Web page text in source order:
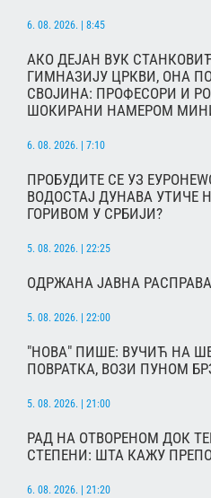
6. 08. 2026. | 8:45
АКО ДЕЈАН ВУК
ГИМНАЗИЈУ ЦРКВИ, ОНА
СВОЈИНА: ПРОФЕСОРИ И
ШОКИРАНИ НАМЕРОМ
6. 08. 2026. | 7:10
ПРОБУДИТЕ СЕ УЗ
ВОДОСТАЈ ДУНАВА УТИЧЕ
ГОРИВОМ У СРБИЈИ?
5. 08. 2026. | 22:25
ОДРЖАНА ЈАВНА
5. 08. 2026. | 22:00
"НОВА" ПИШЕ: ВУЧИЋ НА
ПОВРАТКА, ВОЗИ ПУНОМ
5. 08. 2026. | 21:00
РАД НА ОТВОРЕНОМ ДОК
СТЕПЕНИ: ШТА КАЖУ
6. 08. 2026. | 21:20